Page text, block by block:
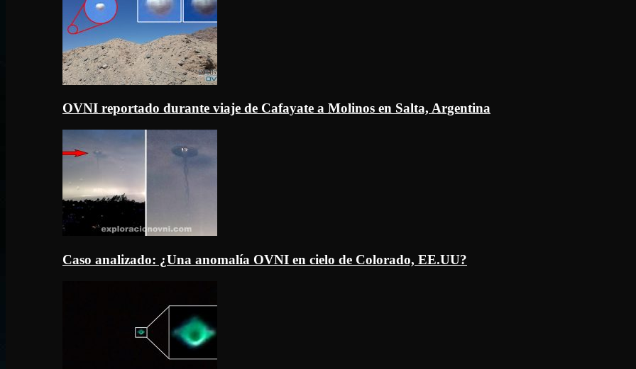
OVNI reportado durante viaje de Cafayate a Molinos en Salta, Argentina
Caso analizado: ¿Una anomalía OVNI en cielo de Colorado, EE.UU?